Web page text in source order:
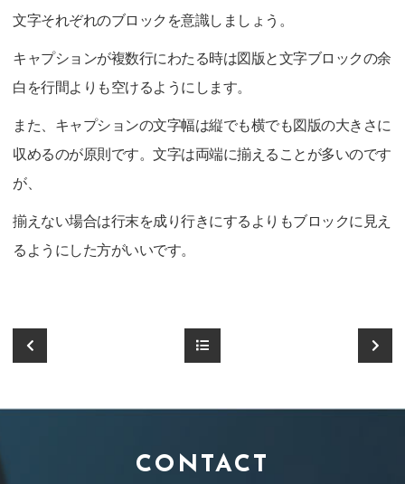
文字それぞれのブロックを意識しましょう。
キャプションが複数行にわたる時は図版と文字ブロックの余
白を行間よりも空けるようにします。
また、キャプションの文字幅は縦でも横でも図版の大きさに
収めるのが原則です。文字は両端に揃えることが多いのです
が、
揃えない場合は行末を成り行きにするよりもブロックに見え
るようにした方がいいです。
CONTACT